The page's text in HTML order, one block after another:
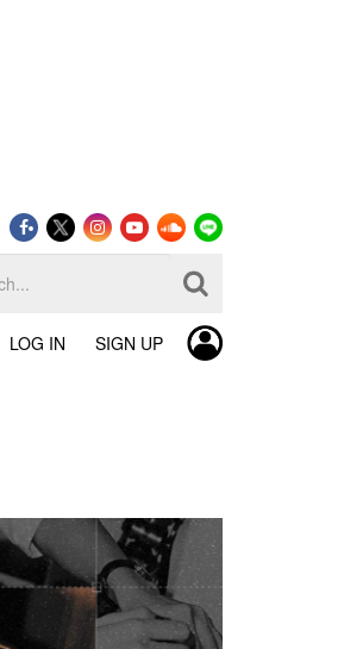
LOG IN SIGN UP